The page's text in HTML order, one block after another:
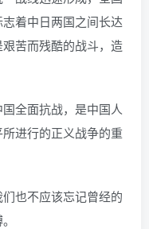
着中日两国之间长达
苦而残酷的战斗，造
全面抗战，是中国人
进行的正义战争的重
也不应该忘记曾经的